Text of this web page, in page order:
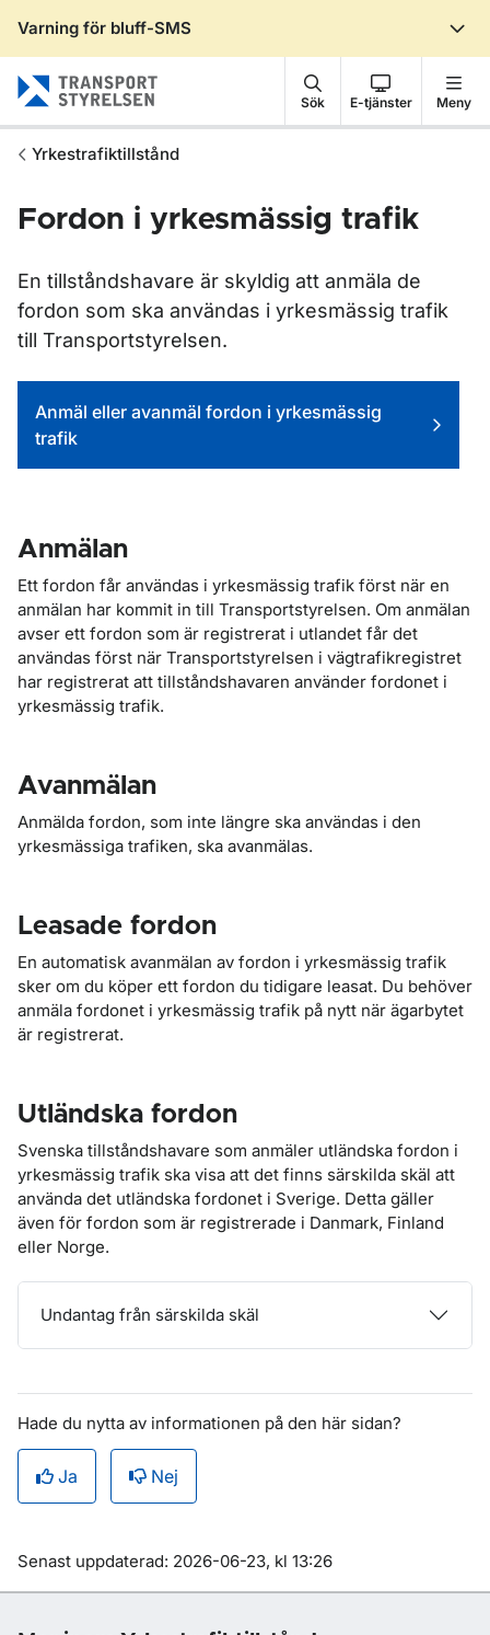
Varning för bluff-SMS
Sök E-tjänster Meny
Yrkestrafiktillstånd
Fordon i yrkesmässig trafik
En tillståndshavare är skyldig att anmäla de
fordon som ska användas i yrkesmässig trafik
till Transportstyrelsen.
Anmäl eller avanmäl fordon i yrkesmässig
trafik
Anmälan
Ett fordon får användas i yrkesmässig trafik först när en
anmälan har kommit in till Transportstyrelsen. Om anmälan
avser ett fordon som är registrerat i utlandet får det
användas först när Transportstyrelsen i vägtrafikregistret
har registrerat att tillståndshavaren använder fordonet i
yrkesmässig trafik.
Avanmälan
Anmälda fordon, som inte längre ska användas i den
yrkesmässiga trafiken, ska avanmälas.
Leasade fordon
En automatisk avanmälan av fordon i yrkesmässig trafik
sker om du köper ett fordon du tidigare leasat. Du behöver
anmäla fordonet i yrkesmässig trafik på nytt när ägarbytet
är registrerat.
Utländska fordon
Svenska tillståndshavare som anmäler utländska fordon i
yrkesmässig trafik ska visa att det finns särskilda skäl att
använda det utländska fordonet i Sverige. Detta gäller
även för fordon som är registrerade i Danmark, Finland
eller Norge.
Undantag från särskilda skäl
Hade du nytta av informationen på den här sidan?
Ja Nej
Om sidan
Senast uppdaterad: 2026-06-23, kl 13:26